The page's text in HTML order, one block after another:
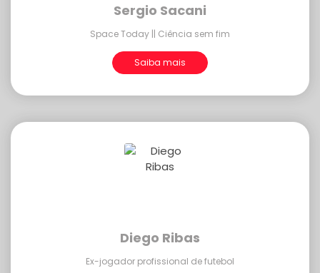
Sergio Sacani
Space Today || Ciência sem fim
Saiba mais
Diego Ribas
Ex-jogador profissional de futebol